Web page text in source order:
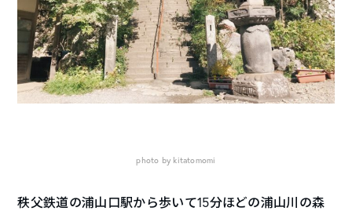
photo by kitatomomi
秩父鉄道の浦山口駅から歩いて15分ほどの浦山川の森